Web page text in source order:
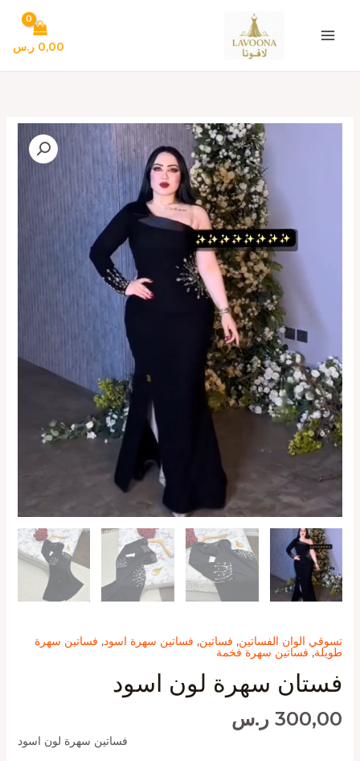
المحتوى
0,00 ر.س
تسوقي الوان الفساتين, فساتين, فساتين سهرة اسود, فساتين سهرة
طويلة, فساتين سهرة فخمة
فستان سهرة لون اسود
300,00 ر.س
فساتين سهرة لون اسود